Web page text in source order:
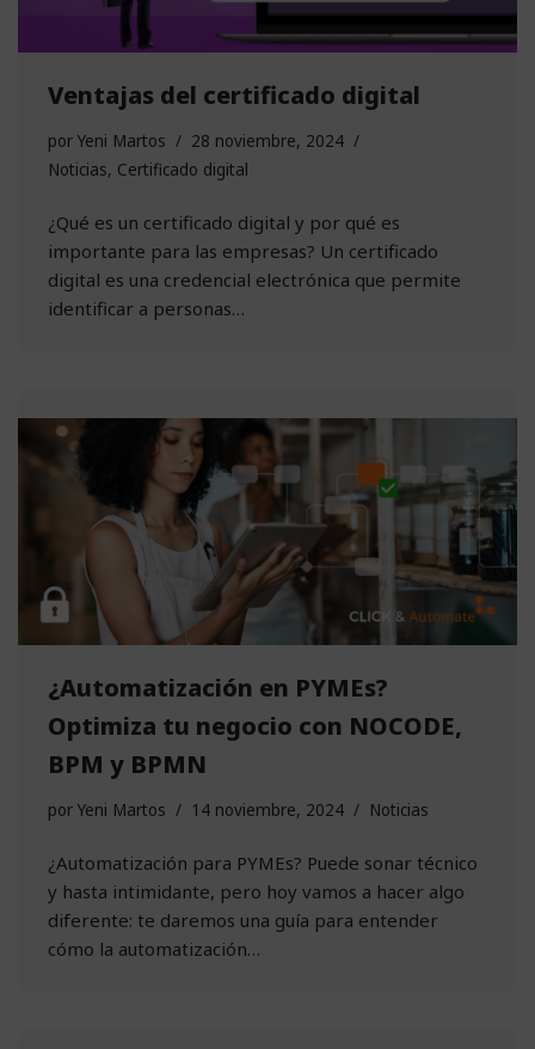
Ventajas del certificado digital
por Yeni Martos
28 noviembre, 2024
Noticias, Certificado digital
¿Qué es un certificado digital y por qué es
importante para las empresas? Un certificado
digital es una credencial electrónica que permite
identificar a personas…
¿Automatización en PYMEs?
Optimiza tu negocio con NOCODE,
BPM y BPMN
por Yeni Martos 14 noviembre, 2024 Noticias
¿Automatización para PYMEs? Puede sonar técnico
y hasta intimidante, pero hoy vamos a hacer algo
diferente: te daremos una guía para entender
cómo la automatización…